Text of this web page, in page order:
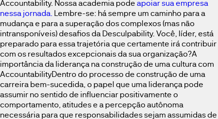
Accountability. Nossa academia podeapoiar sua empresa
nessa jornada. Lembre-se: há sempre um caminho para a
mudança e para a superação dos complexos (mas não
intransponíveis) desafios da Desculpability. Você, líder, está
preparado para essa trajetória que certamente irá contribuir
com os resultados excepcionais da sua organização?A
importância da liderança na construção de uma cultura com
AccountabilityDentro do processo de construção de uma
carreira bem-sucedida, o papel que uma liderança pode
assumir no sentido de influenciar positivamente o
comportamento, atitudes e a percepção autônoma
necessária para que responsabilidades sejam assumidas de